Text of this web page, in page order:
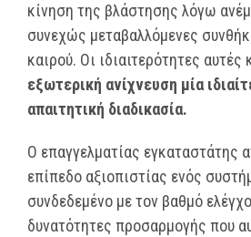
κίνηση της βλάστησης λόγω
συνεχώς μεταβαλλόμενες
καιρού. Οι ιδιαιτερότητες αυτές
εξωτερική ανίχνευση μία
απαιτητική διαδικασία.
Ο επαγγελματίας εγκαταστάτης
επίπεδο αξιοπιστίας ενός
συνδεδεμένο με τον βαθμό
δυνατότητες προσαρμογής που